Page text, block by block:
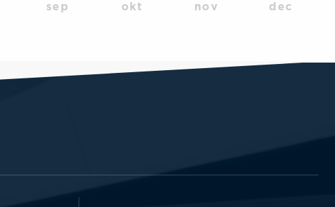
sep okt nov dec